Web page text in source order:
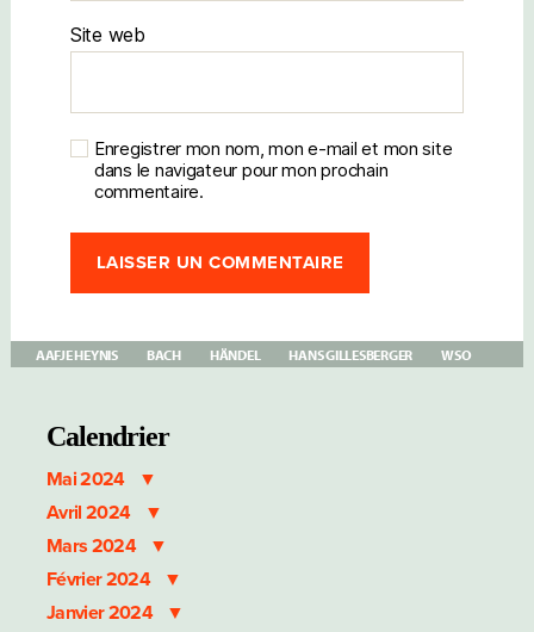
Site web
Enregistrer mon nom, mon e-mail et mon site
dans le navigateur pour mon prochain
commentaire.
AAFJE HEYNIS BACH HÄNDEL HANS GILLESBERGER WSO
Calendrier
Mai 2024
Avril 2024
Mars 2024
Février 2024
Janvier 2024